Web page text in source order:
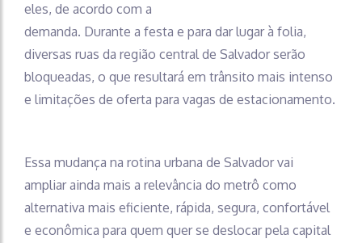
eles, de acordo com a
demanda. Durante a festa e para dar lugar à folia,
diversas ruas da região central de Salvador serão
bloqueadas, o que resultará em trânsito mais intenso
e limitações de oferta para vagas de estacionamento.
Essa mudança na rotina urbana de Salvador vai
ampliar ainda mais a relevância do metrô como
alternativa mais eficiente, rápida, segura, confortável
e econômica para quem quer se deslocar pela capital